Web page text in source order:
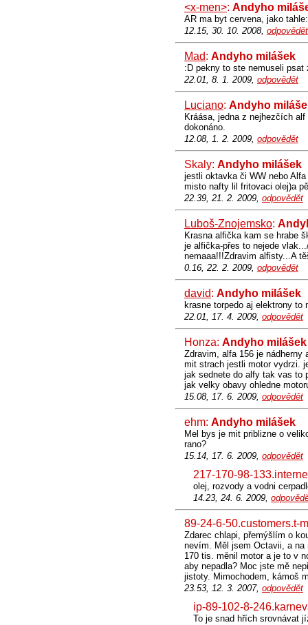
<x-men>: Andyho
AR ma byt cervena, jako
12.15, 30. 10. 2008, odpovědět
Mad: Andyho milášek
:D pekny to ste nemuseli psat
22.01, 8. 1. 2009, odpovědět
Luciano: Andyho
Kráása, jedna z nejhezčích
dokonáno.
12.08, 1. 2. 2009, odpovědět
Skaly: Andyho milášek
jestli oktavka či WW nebo
misto nafty lil fritovaci olej)a
22.39, 21. 2. 2009, odpovědět
Luboš-Znojemsko:
Krasna alfička kam se hrabe
je alfička-přes to nejede
nemaaa!!!Zdravim alfisty...A
0.16, 22. 2. 2009, odpovědět
david: Andyho milášek
krasne torpedo aj elektrony to
22.01, 17. 4. 2009, odpovědět
Honza: Andyho milášek
Zdravim, alfa 156 je
mit strach jestli motor vydrzi.
jak sednete do alfy tak vas to
jak velky obavy ohledne
15.08, 17. 6. 2009, odpovědět
ehm: Andyho milášek
Mel bys je mit priblizne o
rano?
15.14, 17. 6. 2009, odpovědět
217-170-98-
olej, rozvody a vodni
14.23, 24. 6. 2009,
89-24-6-50.customers.t-
Zdarec chlapi, přemýšlím o
nevím. Měl jsem Octavii, a
170 tis. měnil motor a je to v
aby nepadla? Moc jste mě
jistoty. Mimochodem, kámoš
23.53, 12. 3. 2007, odpovědět
ip-89-102-8-
To je snad hřích srovnávat